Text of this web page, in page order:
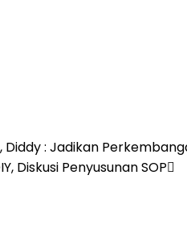
Diddy : Jadikan
Diskusi Penyusunan SOP